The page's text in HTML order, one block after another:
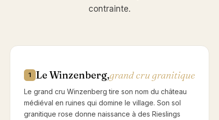
contrainte.
1 Le Winzenberg,grand cru granitique
Le grand cru Winzenberg tire son nom du château
médiéval en ruines qui domine le village. Son sol
granitique rose donne naissance à des Rieslings